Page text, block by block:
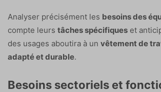
Analyser précisément les besoins des
compte leurs tâches spécifiques et
des usages aboutira à un vêtement de
adapté et durable.
Besoins sectoriels et